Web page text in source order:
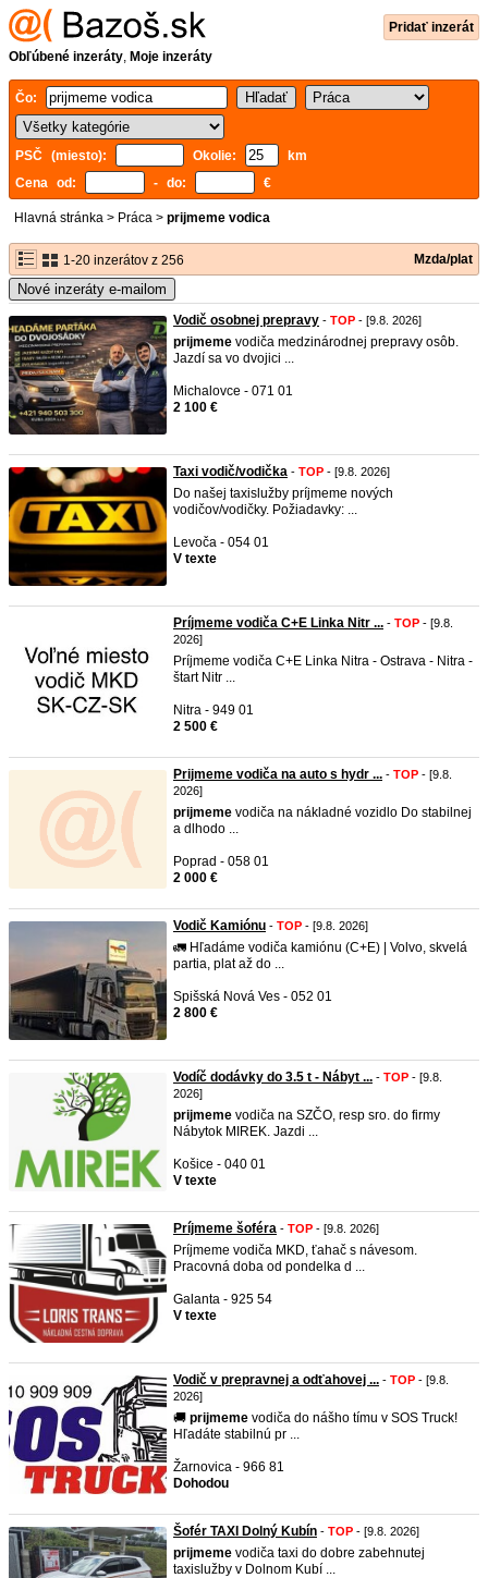
Pridať inzerát
Obľúbené inzeráty, Moje inzeráty
Čo:
PSČ (miesto): Okolie:
km
Cena od:
- do: €
Hlavná stránka > Práca > prijmeme vodica
1-20 inzerátov z 256 Mzda/plat
Nové inzeráty e-mailom
Vodič osobnej prepravy - TOP - [9.8. 2026]
prijmeme vodiča medzinárodnej prepravy osôb.
Jazdí sa vo dvojici ...
Michalovce - 071 01
2 100 €
Taxi vodič/vodička - TOP - [9.8. 2026]
Do našej taxislužby príjmeme nových
vodičov/vodičky. Požiadavky: ...
Levoča - 054 01
V texte
Príjmeme vodiča C+E Linka Nitr ... - TOP - [9.8.
2026]
Príjmeme vodiča C+E Linka Nitra - Ostrava - Nitra -
štart Nitr ...
Nitra - 949 01
2 500 €
Prijmeme vodiča na auto s hydr ... - TOP - [9.8.
2026]
prijmeme vodiča na nákladné vozidlo Do stabilnej
a dlhodo ...
Poprad - 058 01
2 000 €
Vodič Kamiónu - TOP - [9.8. 2026]
🚛 Hľadáme vodiča kamiónu (C+E) | Volvo, skvelá
partia, plat až do ...
Spišská Nová Ves - 052 01
2 800 €
Vodíč dodávky do 3.5 t - Nábyt ... - TOP - [9.8.
2026]
prijmeme vodiča na SZČO, resp sro. do firmy
Nábytok MIREK. Jazdi ...
Košice - 040 01
V texte
Príjmeme šoféra - TOP - [9.8. 2026]
Príjmeme vodiča MKD, ťahač s návesom.
Pracovná doba od pondelka d ...
Galanta - 925 54
V texte
Vodič v prepravnej a odťahovej ... - TOP - [9.8.
2026]
🚚 prijmeme vodiča do nášho tímu v SOS Truck!
Hľadáte stabilnú pr ...
Žarnovica - 966 81
Dohodou
Šofér TAXI Dolný Kubín - TOP - [9.8. 2026]
prijmeme vodiča taxi do dobre zabehnutej
taxislužby v Dolnom Kubí ...